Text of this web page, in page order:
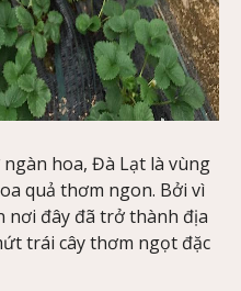
hoa, Đà Lạt là vùng
quả thơm ngon. Bởi vì
nơi đây đã trở thành địa
trái cây thơm ngọt đặc